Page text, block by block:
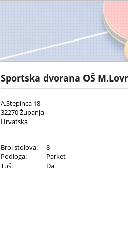
Sportska dvorana OŠ
A.Stepinca 18
32270 Županja
Hrvatska
Broj stolova:
8
Podloga:
Parket
Tuš:
Da